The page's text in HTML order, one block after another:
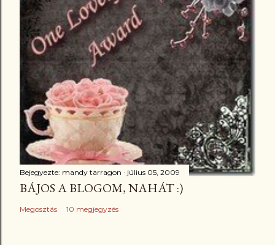
Bejegyezte: mandy tarragon július 05, 2009
BÁJOS A BLOGOM, NAHÁT :)
Megosztás 10 megjegyzés